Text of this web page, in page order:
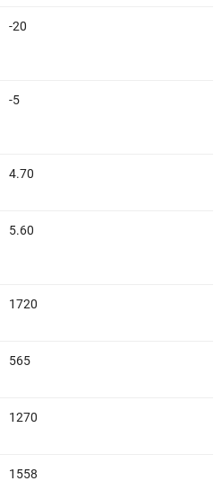
-20
-5
4.70
5.60
1720
565
1270
1558